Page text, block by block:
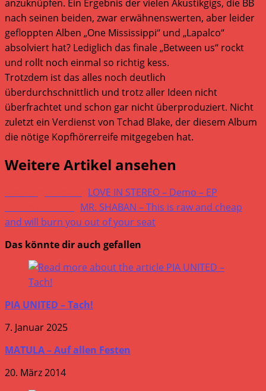
anzuknüpfen. Ein Ergebnis der vielen Akustikgigs, die BB
nach seinen beiden, zwar erwähnenswerten, aber leider
gefloppten Alben „One Mississippi“ und „Lapalco“
absolviert hat? Lediglich das finale „Between us“ rockt
und rollt noch einmal so richtig kess.
Trotzdem ist das alles noch deutlich
überdurchschnittlich und trotz aller Ideen nicht
überfrachtet und schon gar nicht überproduziert. Nicht
zuletzt ein Verdienst von Tchad Blake, der diesem Album
die nötige Kopfhörerreife mitgegeben hat.
Weitere Artikel ansehen
LOVE IN STEREO – Demo – EP
MR. SHABAN – This is raw and cheap
and will burn you out of your seat
Das könnte dir auch gefallen
PIA UNITED – Tach!
7. Januar 2025
MATULA – Auf allen Festen
20. März 2014